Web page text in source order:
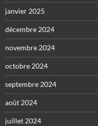
janvier 2025
décembre 2024
novembre 2024
octobre 2024
septembre 2024
août 2024
juillet 2024